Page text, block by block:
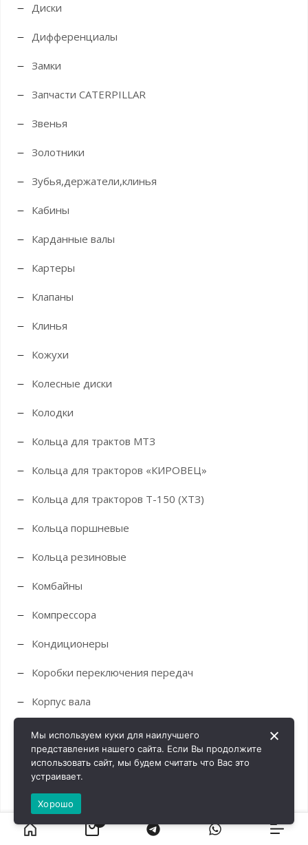
Диски
Дифференциалы
Замки
Запчасти CATERPILLAR
Звенья
Золотники
Зубья,держатели,клинья
Кабины
Карданные валы
Картеры
Клапаны
Клинья
Кожухи
Колесные диски
Колодки
Кольца для трактов МТЗ
Кольца для тракторов «КИРОВЕЦ»
Кольца для тракторов Т-150 (ХТЗ)
Кольца поршневые
Кольца резиновые
Комбайны
Компрессора
Кондиционеры
Коробки переключения передач
Корпус вала
Корпуса
Краны
Кронштейны
Мы используем куки для наилучшего
представления нашего сайта. Если Вы продолжите
использовать сайт, мы будем считать что Вас это
устраивает.
Хорошо